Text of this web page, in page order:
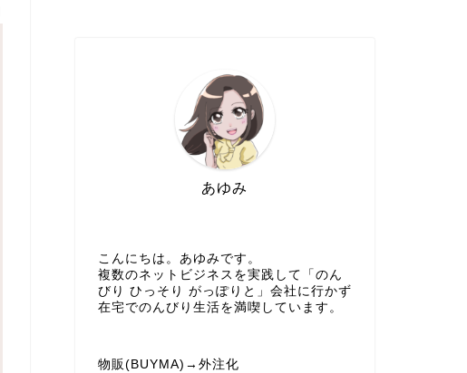
あゆみ
こんにちは。あゆみです。
複数のネットビジネスを実践して「のん
びり ひっそり がっぽりと」会社に行かず
在宅でのんびり生活を満喫しています。
物販(BUYMA)→外注化